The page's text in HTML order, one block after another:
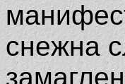
снежна